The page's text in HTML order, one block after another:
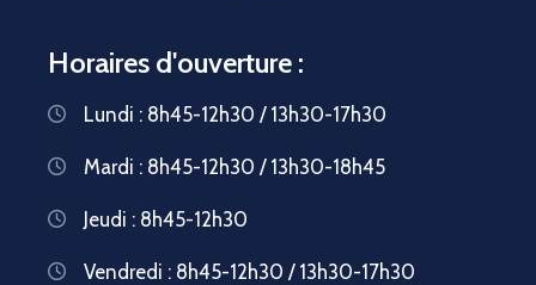
Horaires d'ouverture :
Lundi : 8h45-12h30 / 13h30-17h30
Mardi : 8h45-12h30 / 13h30-18h45
Jeudi : 8h45-12h30
Vendredi : 8h45-12h30 / 13h30-17h30